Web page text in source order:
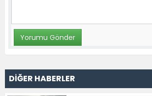
DİĞER HABERLER